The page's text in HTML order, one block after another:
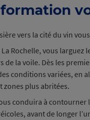
vers la cité du vin
Rochelle, vous
de la voile. Dès les
conditions variées, en
zones plus abritées.
conduira à contourner
avant de longer